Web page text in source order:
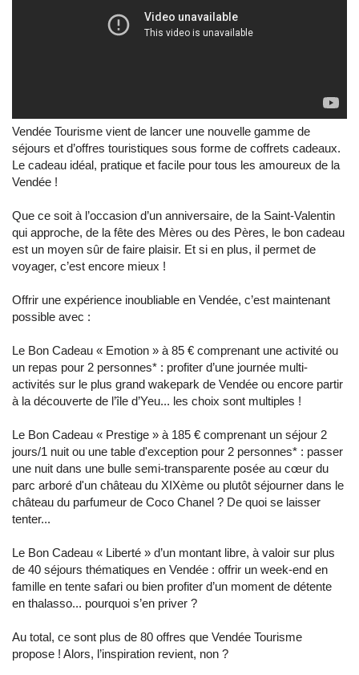
Vendée Tourisme vient de lancer une nouvelle gamme de
séjours et d’offres touristiques sous forme de coffrets cadeaux.
Le cadeau idéal, pratique et facile pour tous les amoureux de la
Vendée !
Que ce soit à l’occasion d’un anniversaire, de la Saint-Valentin
qui approche, de la fête des Mères ou des Pères, le bon cadeau
est un moyen sûr de faire plaisir. Et si en plus, il permet de
voyager, c’est encore mieux !
Offrir une expérience inoubliable en Vendée, c’est maintenant
possible avec :
Le Bon Cadeau « Emotion » à 85 € comprenant une activité ou
un repas pour 2 personnes* : profiter d’une journée multi-
activités sur le plus grand wakepark de Vendée ou encore partir
à la découverte de l’île d’Yeu... les choix sont multiples !
Le Bon Cadeau « Prestige » à 185 € comprenant un séjour 2
jours/1 nuit ou une table d'exception pour 2 personnes* : passer
une nuit dans une bulle semi-transparente posée au cœur du
parc arboré d'un château du XIXème ou plutôt séjourner dans le
château du parfumeur de Coco Chanel ? De quoi se laisser
tenter...
Le Bon Cadeau « Liberté » d’un montant libre, à valoir sur plus
de 40 séjours thématiques en Vendée : offrir un week-end en
famille en tente safari ou bien profiter d’un moment de détente
en thalasso... pourquoi s’en priver ?
Au total, ce sont plus de 80 offres que Vendée Tourisme
propose ! Alors, l’inspiration revient, non ?